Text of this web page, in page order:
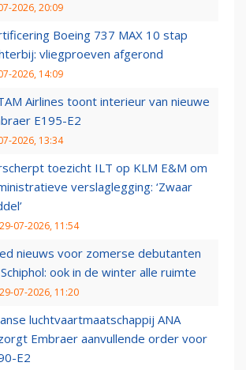
2026, 20:09
Boeing 737 MAX 10 stap
vliegproeven afgerond
2026, 14:09
Airlines toont interieur van nieuwe
E195-E2
2026, 13:34
toezicht ILT op KLM E&M om
verslaglegging: ‘Zwaar
29-07-2026, 11:54
nieuws voor zomerse debutanten
ook in de winter alle ruimte
29-07-2026, 11:20
luchtvaartmaatschappij ANA
Embraer aanvullende order voor
E2